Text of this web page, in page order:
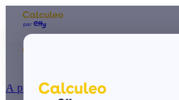
À propos